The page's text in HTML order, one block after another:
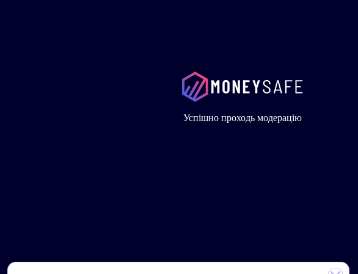
Успішно проходь модерацію